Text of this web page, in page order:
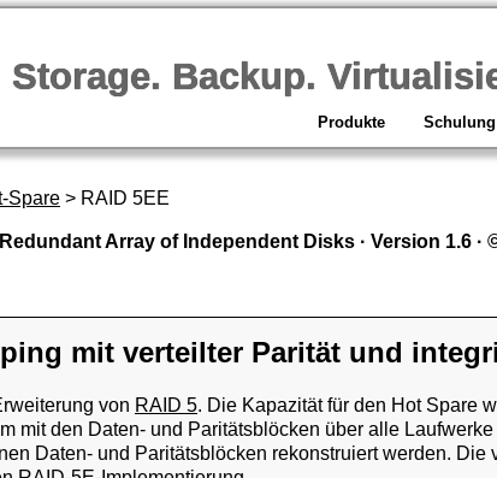
Backup.
Produkte Schulung
Spare > RAID 5EE
Array of Independent Disks · Version 1.6 ·
mit verteilter Parität und
von RAID 5. Die Kapazität für den Hot Spare
mit den Daten- und Paritätsblöcken über alle
Daten- und Paritätsblöcken rekonstruiert werden.